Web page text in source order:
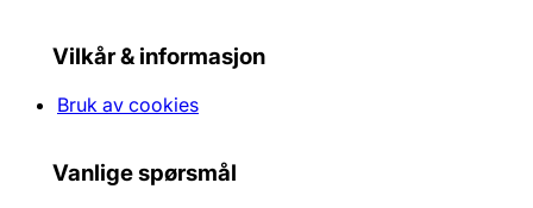
Vilkår & informasjon
Bruk av cookies
Vanlige spørsmål